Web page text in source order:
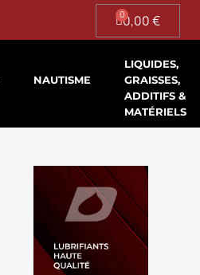
0,00 €
NAUTISME
LIQUIDES,
GRAISSES,
ADDITIFS &
MATÉRIELS